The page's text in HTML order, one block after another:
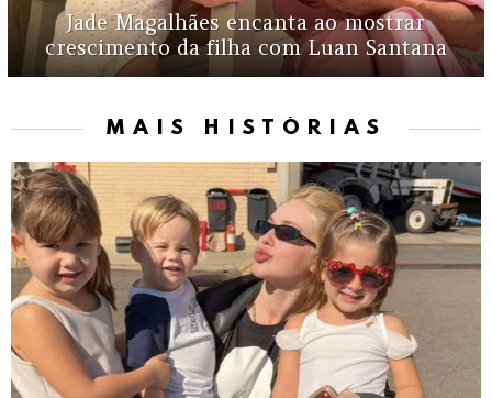
Jade Magalhães encanta ao mostrar
crescimento da filha com Luan Santana
MAIS HISTÓRIAS